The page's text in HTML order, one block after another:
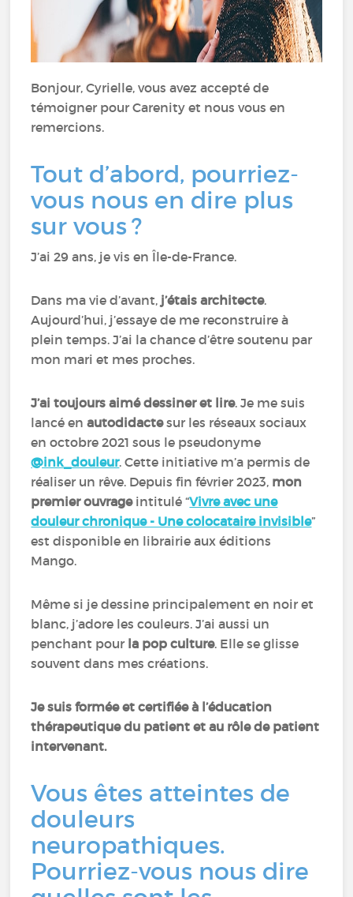
Bonjour, Cyrielle, vous avez accepté de
témoigner pour Carenity et nous vous en
remercions.
Tout d’abord, pourriez-
vous nous en dire plus
sur vous ?
J’ai 29 ans, je vis en Île-de-France.
Dans ma vie d’avant, j’étais architecte.
Aujourd’hui, j’essaye de me reconstruire à
plein temps. J’ai la chance d’être soutenu par
mon mari et mes proches.
J’ai toujours aimé dessiner et lire. Je me suis
lancé enautodidactesur les réseaux sociaux
en octobre 2021 sous le pseudonyme
@ink_douleur.Cette initiative m’a permis de
réaliser un rêve. Depuis fin février 2023, mon
premier ouvrageintitulé “Vivre avec une
douleur chronique - Une colocataire invisible”
est disponible en librairie aux éditions
Mango.
Même si je dessine principalement en noir et
blanc, j’adore les couleurs. J’ai aussi un
penchant pour la pop culture. Elle se glisse
souvent dans mes créations.
Je suis formée et certifiée à l’éducation
thérapeutique du patient et au rôle de patient
intervenant.
Vous êtes atteintes de
douleurs
neuropathiques.
Pourriez-vous nous dire